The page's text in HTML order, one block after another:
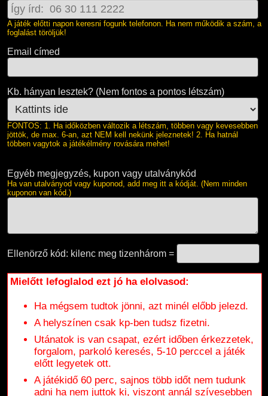
A játék előtti napon keresni fogunk telefonon. Ha nem működik a szám, a
foglalást töröljük!
Email címed
Kb. hányan lesztek? (Nem fontos a pontos létszám)
FONTOS: 1. Ha időközben változik a létszám, többen vagy kevesebben
jöttök, de max. 6-an, azt NEM kell nekünk jeleznetek! 2. Ha hatnál
többen vagytok a játékélmény rovására mehet!
Egyéb megjegyzés, kupon vagy utalványkód
Ha van utalványod vagy kuponod, add meg itt a kódját. (Nem minden
kuponon van kód.)
Ellenörző kód: kilenc meg tizenhárom =
Mielőtt lefoglalod ezt jó ha elolvasod:
Ha mégsem tudtok jönni, azt minél előbb jelezd.
A helyszínen csak kp-ben tudsz fizetni.
Utánatok is van csapat, ezért időben érkezzetek,
forgalom, parkoló keresés, 5-10 perccel a játék
előtt legyetek ott.
A játékidő 60 perc, sajnos több időt nem tudunk
adni ha nem juttok ki, viszont annál szívesebben